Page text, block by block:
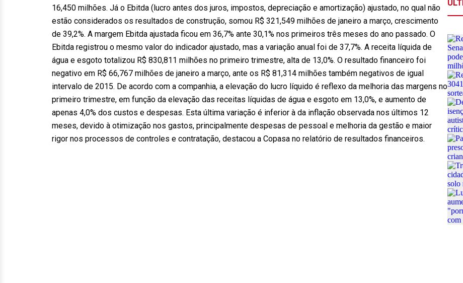
16,450 milhões. Já o Ebitda (lucro antes dos juros, impostos, depreciação e amortização) ajustado, no qual não
estão considerados os resultados de construção, somou R$ 321,549 milhões de janeiro a março, crescimento
de 39,2%. A margem Ebitda ajustada ficou em 36,7% ante 30,1% nos primeiros três meses do ano passado. O
Ebitda registrou o mesmo valor do indicador ajustado, mas a variação anual foi de 37,7%. A receita líquida de
água e esgoto totalizou R$ 830,811 milhões no primeiro trimestre, alta de 13,0%. O resultado financeiro foi
negativo em R$ 66,767 milhões de janeiro a março, ante os R$ 81,314 milhões também negativos de igual
intervalo de 2015. De acordo com a companhia, a elevação do lucro líquido é reflexo da melhoria das margens no
primeiro trimestre, em função da elevação das receitas líquidas de água e esgoto em 13,0%, e aumento de
apenas 4,0% dos custos e despesas. Esta última variação é inferior à da inflação observada nos últimos 12
meses, devido à otimização nos gastos, principalmente despesas de pessoal e melhoria da gestão e maior
rigor nos processos de controles e contratação, destacou a Copasa no relatório de resultados financeiros.